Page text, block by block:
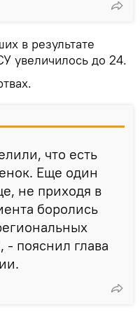
в результате
увеличилось до 24.
что есть
Еще один
не приходя в
боролись
- пояснил глава